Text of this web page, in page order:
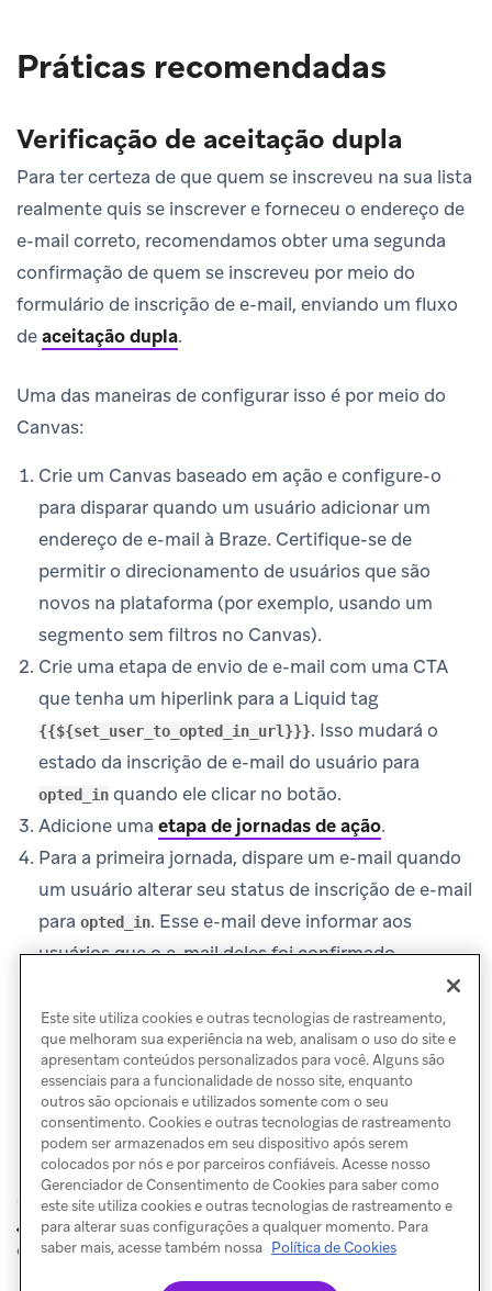
Práticas recomendadas
Verificação de aceitação dupla
Para ter certeza de que quem se inscreveu na sua lista
realmente quis se inscrever e forneceu o endereço de
e-mail correto, recomendamos obter uma segunda
confirmação de quem se inscreveu por meio do
formulário de inscrição de e-mail, enviando um fluxo
deaceitação dupla.
Uma das maneiras de configurar isso é por meio do
Canvas:
Crie um Canvas baseado em ação e configure-o
para disparar quando um usuário adicionar um
endereço de e-mail à Braze. Certifique-se de
permitir o direcionamento de usuários que são
novos na plataforma (por exemplo, usando um
segmento sem filtros no Canvas).
Crie uma etapa de envio de e-mail com uma CTA
que tenha um hiperlink para a Liquid tag
{{${set_user_to_opted_in_url}}}. Isso mudará o
estado da inscrição de e-mail do usuário para
opted_in quando ele clicar no botão.
Adicione uma etapa de jornadas de ação.
Para a primeira jornada, dispare um e-mail quando
um usuário alterar seu status de inscrição de e-mail
para opted_in. Esse e-mail deve informar aos
usuários que o e-mail deles foi confirmado.
depois que a janela expirar.
ANTERIORInscrição de
e-mail com imagem
PRÓXIMO
Cadastro de e-
mail com confirmação
Este site utiliza cookies e outras tecnologias de rastreamento,
que melhoram sua experiência na web, analisam o uso do site e
apresentam conteúdos personalizados para você. Alguns são
essenciais para a funcionalidade de nosso site, enquanto
outros são opcionais e utilizados somente com o seu
consentimento. Cookies e outras tecnologias de rastreamento
podem ser armazenados em seu dispositivo após serem
colocados por nós e por parceiros confiáveis. Acesse nosso
Gerenciador de Consentimento de Cookies para saber como
este site utiliza cookies e outras tecnologias de rastreamento e
para alterar suas configurações a qualquer momento. Para
saber mais, acesse também nossa Política de Cookies